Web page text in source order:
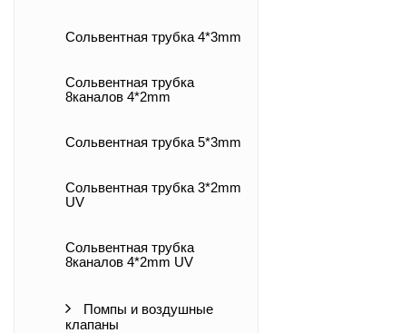
Сольвентная трубка 4*3mm
Сольвентная трубка
8каналов 4*2mm
Сольвентная трубка 5*3mm
Сольвентная трубка 3*2mm
UV
Сольвентная трубка
8каналов 4*2mm UV
Помпы и воздушные
клапаны